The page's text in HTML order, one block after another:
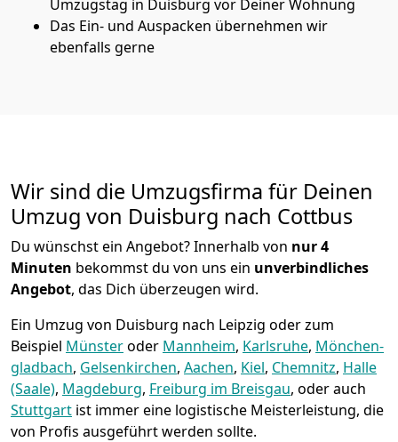
Umzugstag in Duisburg vor Deiner Wohnung
Das Ein- und Auspacken übernehmen wir
ebenfalls gerne
Wir sind die Umzugsfirma für Deinen
Umzug von Duisburg nach Cottbus
Du wünschst ein Angebot? Innerhalb von nur 4
Minuten bekommst du von uns ein unverbindliches
Angebot, das Dich überzeugen wird.
Ein Umzug von Duisburg nach Leipzig oder zum
Beispiel Münsteroder Mannheim, Karlsruhe, Mönchen­
gladbach, Gelsenkirchen, Aachen, Kiel, Chemnitz, Halle
(Saale), Magdeburg, Freiburg im Breisgau, oder auch
Stuttgart ist immer eine logistische Meisterleistung, die
von Profis ausgeführt werden sollte.